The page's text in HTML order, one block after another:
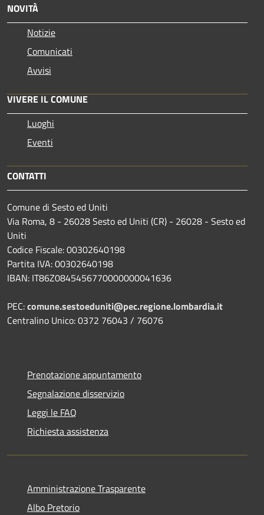
NOVITÀ
Notizie
Comunicati
Avvisi
VIVERE IL COMUNE
Luoghi
Eventi
CONTATTI
Comune di Sesto ed Uniti
Via Roma, 8 - 26028 Sesto ed Uniti (CR) - 26028 - Sesto ed
Uniti
Codice Fiscale: 00302640198
Partita IVA: 00302640198
IBAN: IT86Z0845456770000000041636
PEC:comune.sestoeduniti@pec.regione.lombardia.it
Centralino Unico: 0372 76043 / 76076
Prenotazione appuntamento
Segnalazione disservizio
Leggi le FAQ
Richiesta assistenza
Amministrazione Trasparente
Albo Pretorio